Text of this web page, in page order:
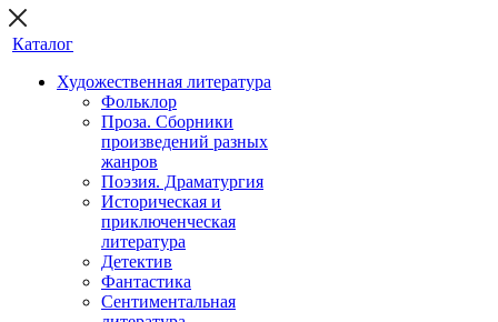
Каталог
Художественная литература
Фольклор
Проза. Сборники
произведений разных
жанров
Поэзия. Драматургия
Историческая и
приключенческая
литература
Детектив
Фантастика
Сентиментальная